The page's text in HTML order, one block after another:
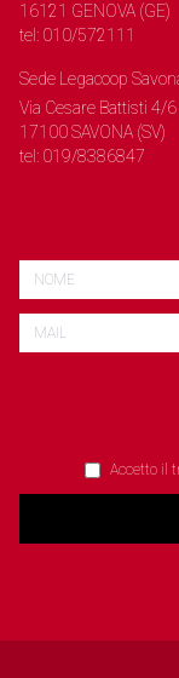
16121 GENOVA (GE)
tel: 010/572111
Sede Legacoop
Via Cesare Battisti 4/6
17100 SAVONA (SV)
tel: 019/8386847
Accetto il